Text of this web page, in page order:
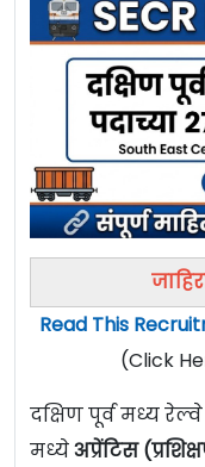
Read This
(Click
दक्षिण पूर्व मध्य
मध्येअप्रेंटिस